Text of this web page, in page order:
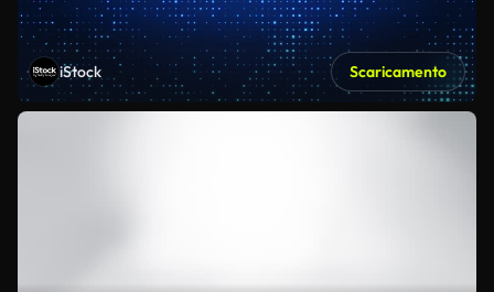
iStock Scaricamento